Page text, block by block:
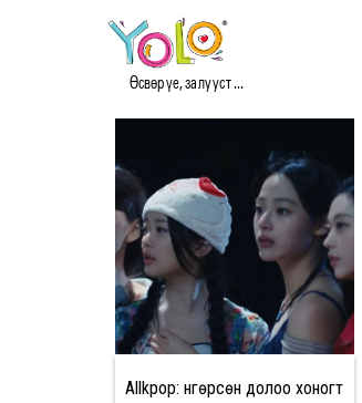
Өсвөр үе, залууст ...#KPOP МЭДЭЭ
Allkpop: Өнгөрсөн долоо хоногт